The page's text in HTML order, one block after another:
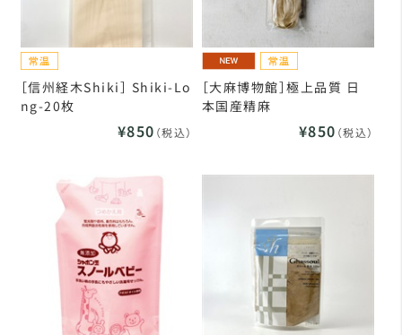
［信州経木Shiki］ Shiki-Lo
ng-20枚
¥850 （税込）
［大麻博物館］極上品質 日
本国産精麻
¥850 （税込）